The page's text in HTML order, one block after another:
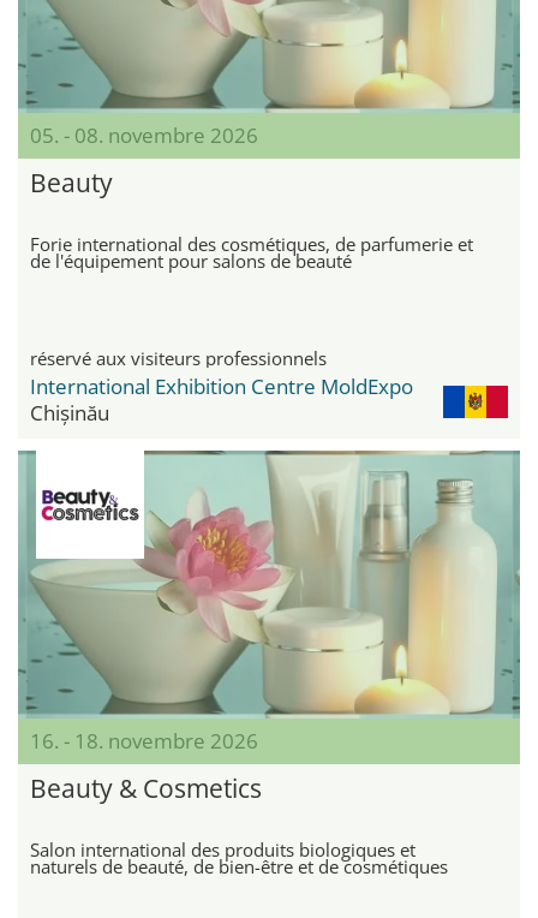
05. - 08. novembre 2026
Beauty
Forie international des cosmétiques, de parfumerie et
de l'équipement pour salons de beauté
réservé aux visiteurs professionnels
International Exhibition Centre MoldExpo
Chișinău
16. - 18. novembre 2026
Beauty & Cosmetics
Salon international des produits biologiques et
naturels de beauté, de bien-être et de cosmétiques